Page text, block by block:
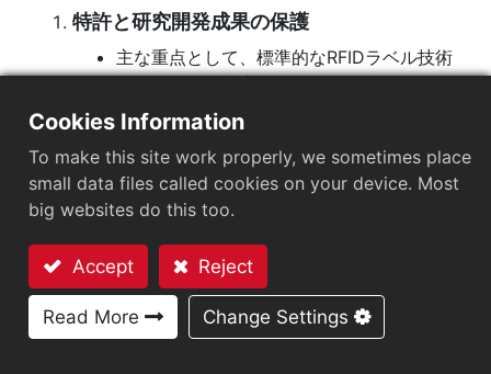
情報セキュリティ管理
知的財産管理プログラム
サプライチェーン管理
製品の持続可能性
企業価値向上計画
特許と研究開発成果の保護
主な重点として、標準的なRFIDラベル技術
応用を開発し、アンテナ設計、ラベル構造
および生産工程に対して特許申請と布陣を
継続しています。
RFIDタグを通じて新しいアプリケーション
をRFIDリーダーやIoTゲートウェイなどに拡
張し、RFID標準通信を基礎として、演算ア
ルゴリズム、アプリケーションソフトウェ
アをエッジコンピューティングに拡張する
特許申請と配置を展開する。
お問い合わせ
Cookies Information
To make this site work properly, we sometimes place
small data files called cookies on your device. Most
big websites do this too.
Accept Reject
Read More Change Settings